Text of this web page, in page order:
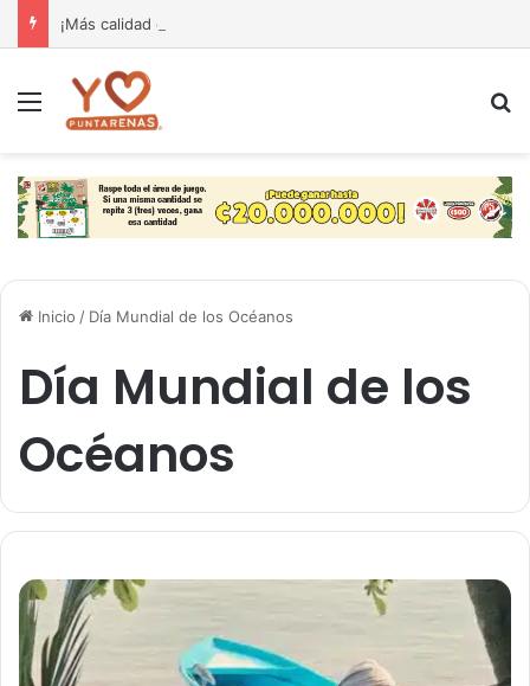
Menú
Inicio / Día Mundial de los Océanos
Día Mundial de los
Océanos